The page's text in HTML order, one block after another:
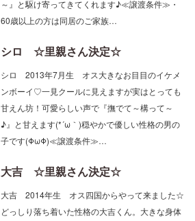
～』と駆け寄ってきてくれます♪≪譲渡条件≫・
60歳以上の方は同居のご家族…
シロ ☆里親さん決定☆
シロ 2013年7月生 オス大きなお目目のイケメ
ンボーイ♡一見クールに見えますが実はとっても
甘えん坊！可愛らしい声で『撫でて～構って～
♪』と甘えます(*´ω｀)穏やかで優しい性格の男の
子です(ΦωΦ)≪譲渡条件≫…
大吉 ☆里親さん決定☆
大吉 2014年生 オス四国からやって来ました☆
どっしり落ち着いた性格の大吉くん。大きな身体